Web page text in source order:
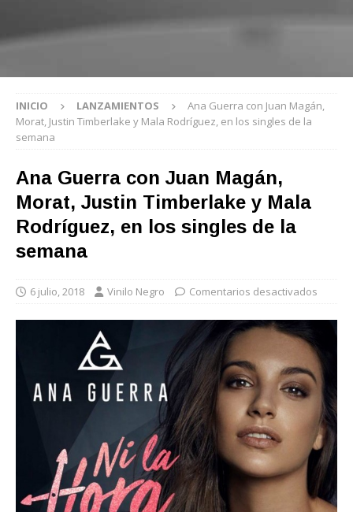
INICIO LANZAMIENTOS
Ana Guerra con Juan Magán,
Morat, Justin Timberlake y Mala Rodríguez, en los singles de la
semana
Ana Guerra con Juan Magán,
Morat, Justin Timberlake y Mala
Rodríguez, en los singles de la
semana
6 julio, 2018 Vinilo Negro Comentarios desactivados